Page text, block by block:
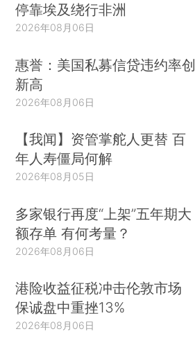
停靠埃及绕行非洲
2026年08月06日
惠誉：美国私募信贷违约率创
新高
2026年08月06日
【我闻】资管掌舵人更替 百
年人寿僵局何解
2026年08月05日
多家银行再度“上架”五年期大
额存单 有何考量？
2026年08月06日
港险收益征税冲击伦敦市场
保诚盘中重挫13%
2026年08月06日